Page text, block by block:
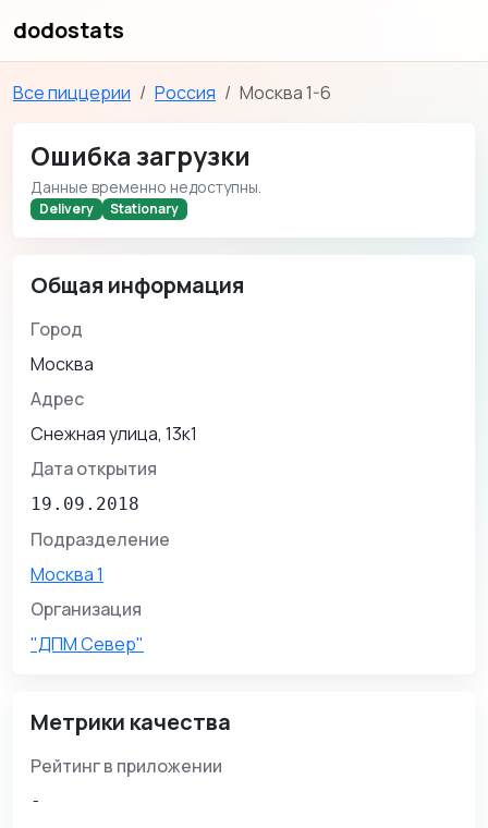
dodostats
Все пиццерии Россия Москва 1-6
Ошибка загрузки
Данные временно недоступны.
Delivery Stationary
Общая информация
Город
Москва
Адрес
Снежная улица, 13к1
Дата открытия
19.09.2018
Подразделение
Москва 1
Организация
"ДПМ Север"
Метрики качества
Рейтинг в приложении
-